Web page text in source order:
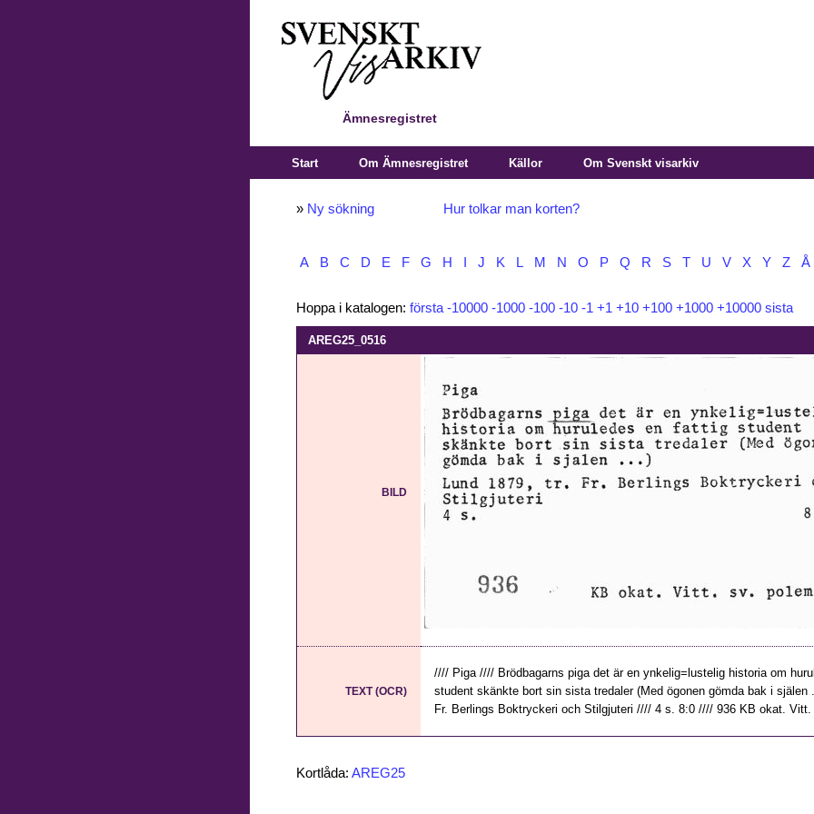
Ämnesregistret
Start Om Ämnesregistret Källor Om Svenskt visarkiv
» Ny sökning Hur tolkar man korten?
A B C D E F G H J K L M N O P Q R S T U V X Y Z Å
Hoppa i katalogen: första -10000 -1000 -100 -10 -1 +1 +10 +100 +1000 +10000 sista
AREG25_0516
BILD
TEXT (OCR)
//// Piga //// Brödbagarns piga det är en ynkelig=lustelig historia om
student skänkte bort sin sista tredaler (Med ögonen gömda bak i själen
Fr. Berlings Boktryckeri och Stilgjuteri //// 4 s. 8:0 //// 936 KB okat.
Kortlåda: AREG25